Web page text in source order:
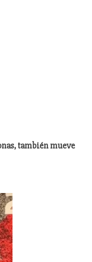
también mueve